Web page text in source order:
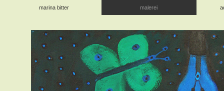
marina bitter malerei